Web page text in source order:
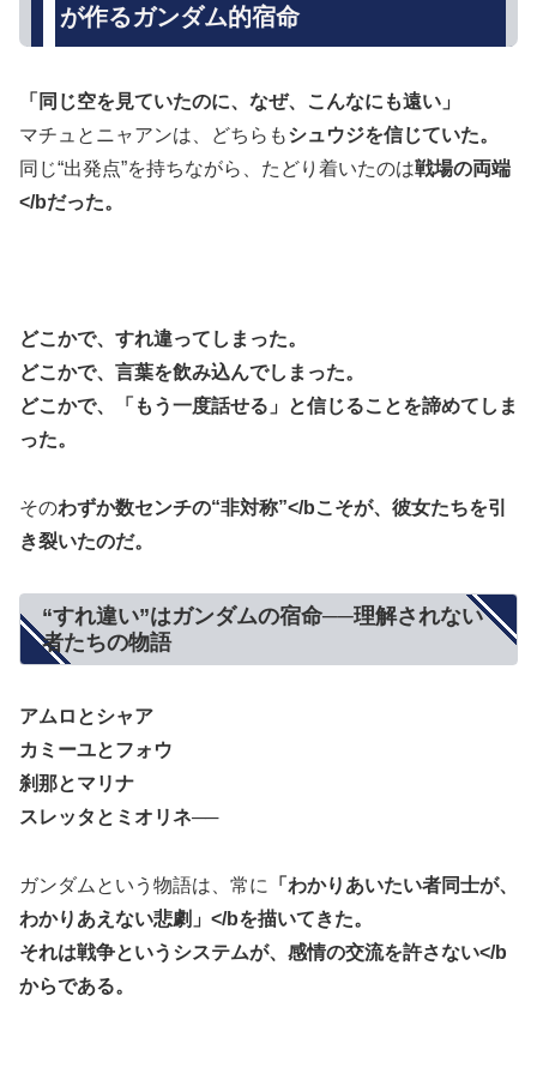
が作るガンダム的宿命
「同じ空を見ていたのに、なぜ、こんなにも遠い」
マチュとニャアンは、どちらもシュウジを信じていた。
同じ“出発点”を持ちながら、たどり着いたのは戦場の両端
</bだった。
どこかで、すれ違ってしまった。
どこかで、言葉を飲み込んでしまった。
どこかで、「もう一度話せる」と信じることを諦めてしま
った。
そのわずか数センチの“非対称”</bこそが、彼女たちを引
き裂いたのだ。
“すれ違い”はガンダムの宿命──理解されない
者たちの物語
アムロとシャア
カミーユとフォウ
刹那とマリナ
スレッタとミオリネ──
ガンダムという物語は、常に
「わかりあいたい者同士が、
わかりあえない悲劇」</bを描いてきた。
それは戦争というシステムが、感情の交流を許さない</b
からである。